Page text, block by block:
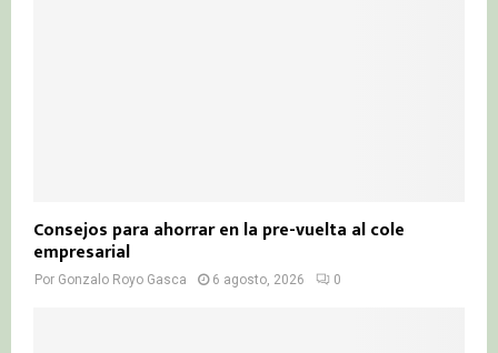
Consejos para ahorrar en la pre-vuelta al cole
empresarial
Por Gonzalo Royo Gasca 6 agosto, 2026 0